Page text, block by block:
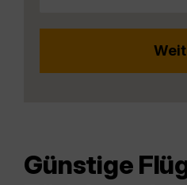
Günstige